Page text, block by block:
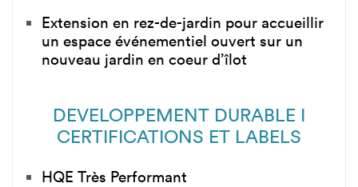
Extension en rez-de-jardin pour accueillir
un espace événementiel ouvert sur un
nouveau jardin en coeur d’îlot
DEVELOPPEMENT DURABLE I
CERTIFICATIONS ET LABELS
HQE Très Performant